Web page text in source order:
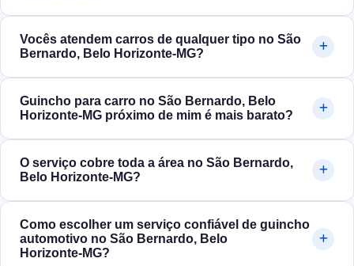
Vocês atendem carros de qualquer tipo no São
Bernardo, Belo Horizonte‑MG?
Guincho para carro no São Bernardo, Belo
Horizonte‑MG próximo de mim é mais barato?
O serviço cobre toda a área no São Bernardo,
Belo Horizonte‑MG?
Como escolher um serviço confiável de guincho
automotivo no São Bernardo, Belo
Horizonte‑MG?